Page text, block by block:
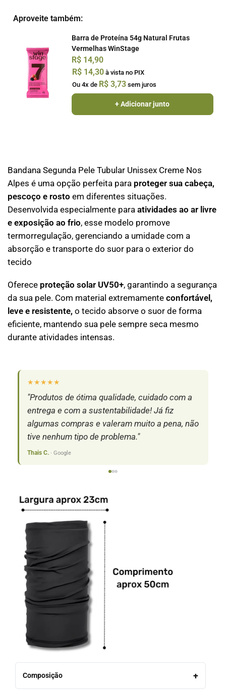
Aproveite também:
Barra de Proteína 54g Natural Frutas
Vermelhas WinStage
R$ 14,90
R$ 14,30à vista no PIX
Ou 4x de R$ 3,73sem juros
+ Adicionar junto
Bandana Segunda Pele Tubular Unissex Creme Nos
Alpes é uma opção perfeita para proteger sua cabeça,
pescoço e rosto em diferentes situações.
Desenvolvida especialmente para atividades ao ar livre
e exposição ao frio, esse modelo promove
termorregulação, gerenciando a umidade com a
absorção e transporte do suor para o exterior do
tecido
Oferece proteção solar UV50+, garantindo a segurança
da sua pele. Com material extremamente confortável,
leve e resistente, o tecido absorve o suor de forma
eficiente, mantendo sua pele sempre seca mesmo
durante atividades intensas.
★★★★★
"Produtos de ótima qualidade, cuidado com a
entrega e com a sustentabilidade! Já fiz
algumas compras e valeram muito a pena, não
tive nenhum tipo de problema."
Thais C. · Google
Composição